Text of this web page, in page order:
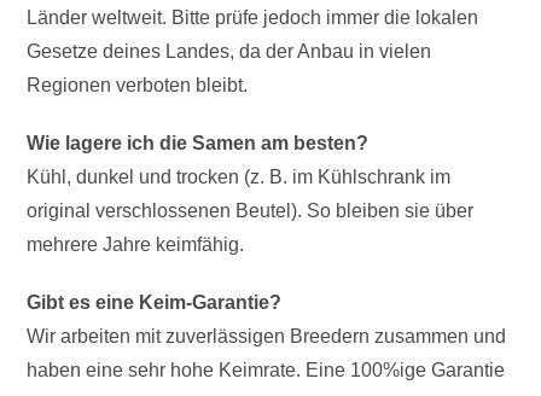
Länder weltweit. Bitte prüfe jedoch immer die lokalen
Gesetze deines Landes, da der Anbau in vielen
Regionen verboten bleibt.
Wie lagere ich die Samen am besten?
Kühl, dunkel und trocken (z. B. im Kühlschrank im
original verschlossenen Beutel). So bleiben sie über
mehrere Jahre keimfähig.
Gibt es eine Keim-Garantie?
Wir arbeiten mit zuverlässigen Breedern zusammen und
haben eine sehr hohe Keimrate. Eine 100%ige Garantie